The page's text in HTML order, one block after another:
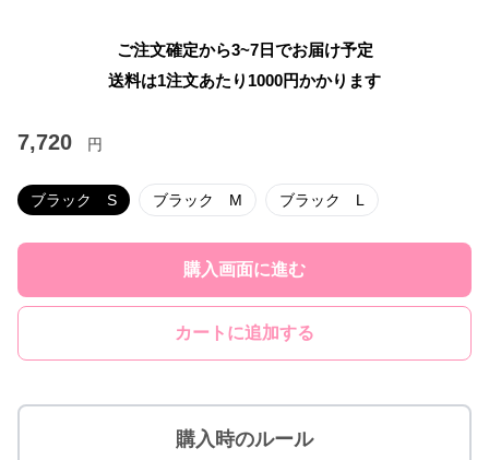
ご注文確定から3~7日でお届け予定
送料は1注文あたり 1000円かかります
7,720 円
ブラック S ブラック M ブラック L
購入画面に進む
カートに追加する
購入時のルール